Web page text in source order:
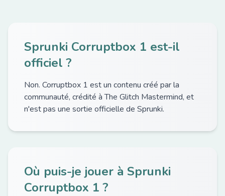
Sprunki Corruptbox 1 est-il
officiel ?
Non. Corruptbox 1 est un contenu créé par la
communauté, crédité à The Glitch Mastermind, et
n'est pas une sortie officielle de Sprunki.
Où puis-je jouer à Sprunki
Corruptbox 1 ?